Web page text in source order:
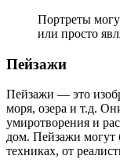
Портреты
или просто
Пейзажи
Пейзажи — это
моря, озера и т.д.
умиротворения и
дом. Пейзажи могут
техниках, от